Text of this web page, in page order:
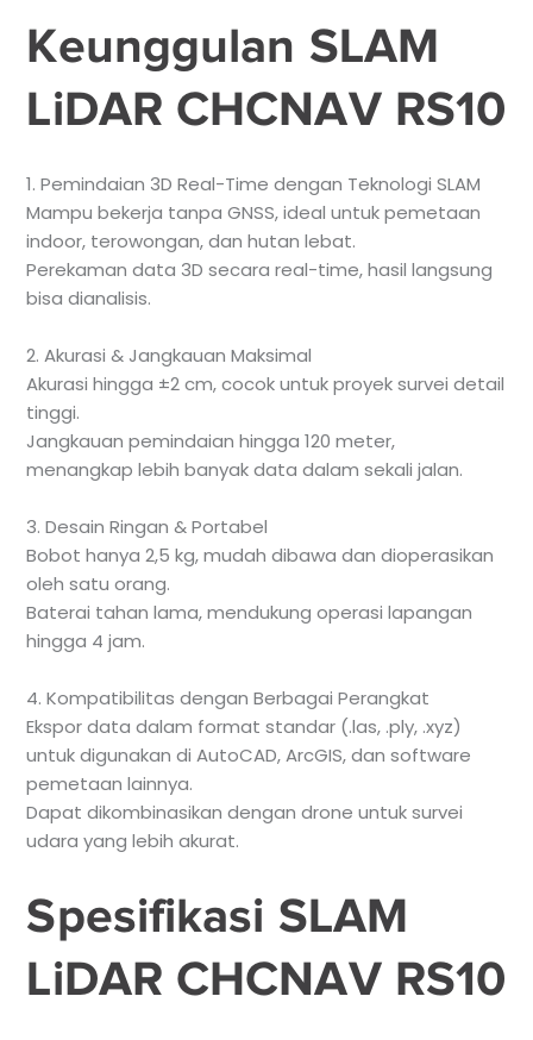
Keunggulan SLAM
LiDAR CHCNAV RS10
1. Pemindaian 3D Real-Time dengan Teknologi SLAM
Mampu bekerja tanpa GNSS, ideal untuk pemetaan
indoor, terowongan, dan hutan lebat.
Perekaman data 3D secara real-time, hasil langsung
bisa dianalisis.
2. Akurasi & Jangkauan Maksimal
Akurasi hingga ±2 cm, cocok untuk proyek survei detail
tinggi.
Jangkauan pemindaian hingga 120 meter,
menangkap lebih banyak data dalam sekali jalan.
3. Desain Ringan & Portabel
Bobot hanya 2,5 kg, mudah dibawa dan dioperasikan
oleh satu orang.
Baterai tahan lama, mendukung operasi lapangan
hingga 4 jam.
4. Kompatibilitas dengan Berbagai Perangkat
Ekspor data dalam format standar (.las, .ply, .xyz)
untuk digunakan di AutoCAD, ArcGIS, dan software
pemetaan lainnya.
Dapat dikombinasikan dengan drone untuk survei
udara yang lebih akurat.
Spesifikasi SLAM
LiDAR CHCNAV RS10